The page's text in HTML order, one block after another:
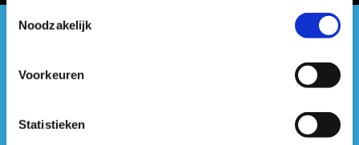
Toestemmingsselectie
Noodzakelijk
Voorkeuren
Statistieken